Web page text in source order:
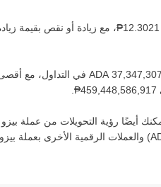
، مع زيادة أو نقص بقيمة ‏
في التداول، مع
أيضًا رؤية التحويلات من عملة
) والعملات الرقمية الأخرى بعملة ‏